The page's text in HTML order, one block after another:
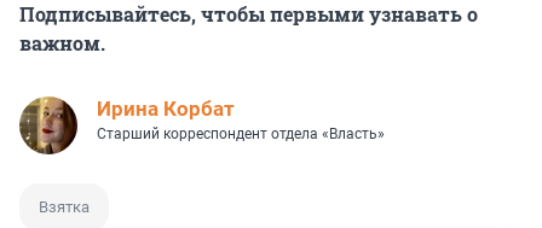
Подписывайтесь, чтобы первыми узнавать о
важном.
Иpина Корбат
Старший корреспондент отдела «Власть»
Взятка